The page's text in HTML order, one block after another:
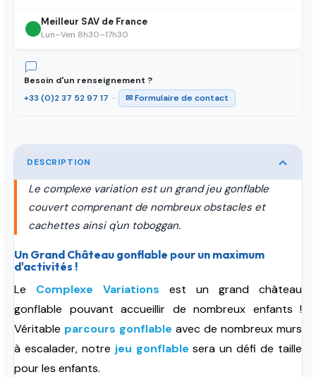
Meilleur SAV de France
Lun–Ven 8h30–17h30
Besoin d'un renseignement ?
+33 (0)2 37 52 97 17 · ✉ Formulaire de contact
DESCRIPTION
Le complexe variation est un grand jeu gonflable
couvert comprenant de nombreux obstacles et
cachettes ainsi q'un toboggan.
Un Grand Château gonflable pour un maximum
d'activités !
Le Complexe Variations est un grand château
gonflable pouvant accueillir de nombreux enfants !
Véritable parcours gonflable avec de nombreux murs
à escalader, notre jeu gonflablesera un défi de taille
pour les enfants.